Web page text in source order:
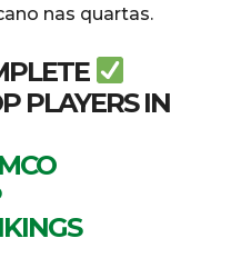
nas quartas.
PLAYERS IN